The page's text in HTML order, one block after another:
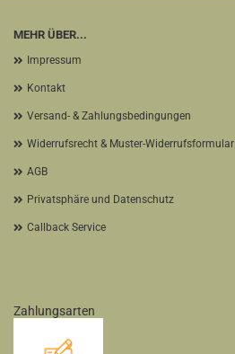
MEHR ÜBER...
Impressum
Kontakt
Versand- & Zahlungsbedingungen
Widerrufsrecht & Muster-Widerrufsformular
AGB
Privatsphäre und Datenschutz
Callback Service
Zahlungsarten